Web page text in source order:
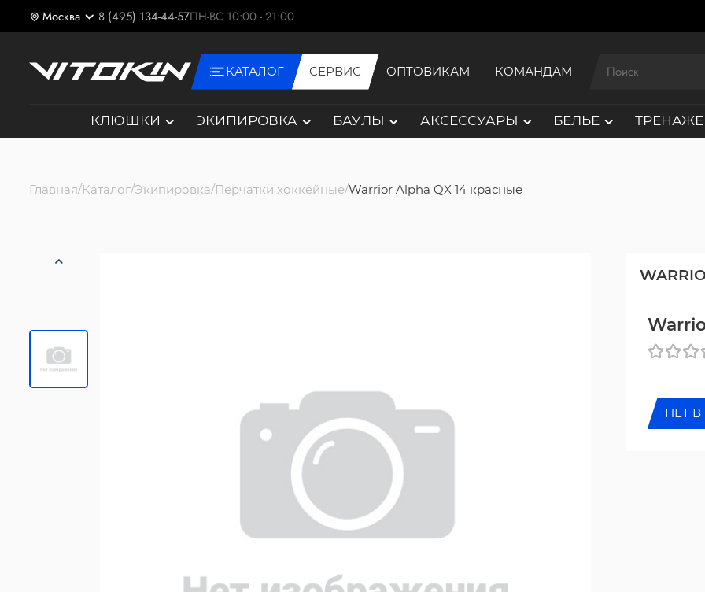
Москва 8 (495) 134-44-57ПН-ВС 10:00 - 21:00
КАТАЛОГ СЕРВИС ОПТОВИКАМ КОМАНДАМ
КЛЮШКИ ЭКИПИРОВКА БАУЛЫ АКСЕССУАРЫ БЕЛЬЕ
Главная Каталог Экипировка Перчатки хоккейные Warrior Alpha QX 14 красные
НЕТ